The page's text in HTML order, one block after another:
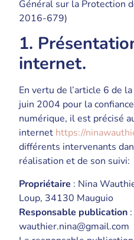
Général sur la Protection
2016-679)
1.
internet.
En vertu de l’article 6 de
juin 2004 pour la
numérique, il est précisé
internet https://
différents intervenants
réalisation et de son suivi:
Propriétaire : Nina
Loup, 34130 Mauguio
Responsable publication
wauthier.nina@gmail.com